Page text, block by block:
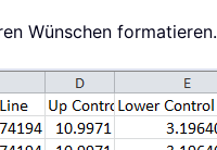
Wünschen formatieren.